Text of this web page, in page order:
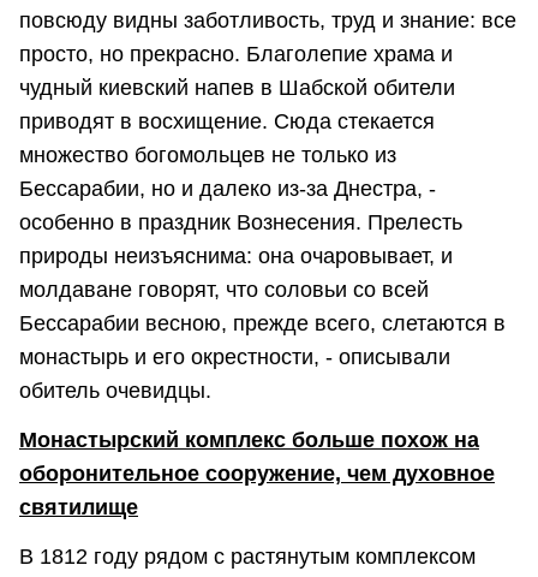
повсюду видны заботливость, труд и знание: все
просто, но прекрасно. Благолепие храма и
чудный киевский напев в Шабской обители
приводят в восхищение. Сюда стекается
множество богомольцев не только из
Бессарабии, но и далеко из-за Днестра, -
особенно в праздник Вознесения. Прелесть
природы неизъяснима: она очаровывает, и
молдаване говорят, что соловьи со всей
Бессарабии весною, прежде всего, слетаются в
монастырь и его окрестности, - описывали
обитель очевидцы.
Монастырский комплекс больше похож на
оборонительное сооружение, чем духовное
святилище
В 1812 году рядом с растянутым комплексом